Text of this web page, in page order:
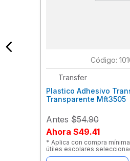
:
Transfer
Plastico Adhesivo
Transparente Mft3505
Antes $54.90
Ahora $49.41
* Aplica con compra
útiles escolares